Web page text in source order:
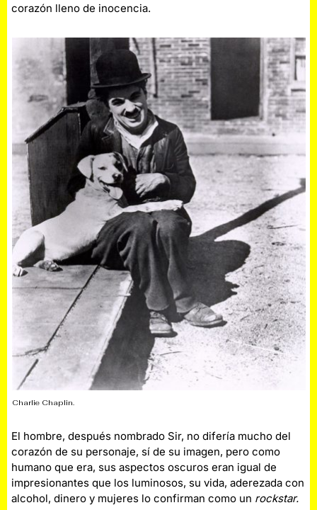
corazón lleno de inocencia.
Charlie Chaplin.
El hombre, después nombrado Sir, no difería mucho del
corazón de su personaje, sí de su imagen, pero como
humano que era, sus aspectos oscuros eran igual de
impresionantes que los luminosos, su vida, aderezada con
alcohol, dinero y mujeres lo confirman como un rockstar.